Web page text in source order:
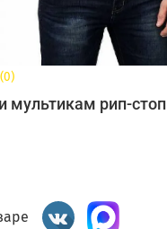
(0)
мультикам рип-стоп